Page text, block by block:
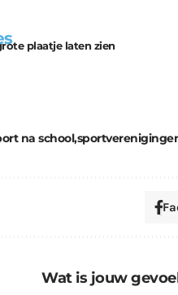
plaatje laten zien
uitdaging
na school
Wat is jouw